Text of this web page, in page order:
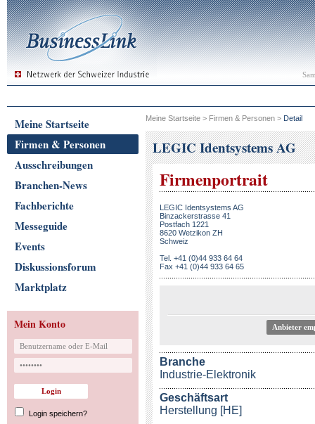
Meine Startseite
Firmen & Personen
Ausschreibungen
Branchen-News
Fachberichte
Messeguide
Events
Diskussionsforum
Marktplatz
Mein Konto
Login speichern?
Meine Startseite > Firmen & Personen > Detail
LEGIC Identsystems AG
Firmenportrait
LEGIC Identsystems AG
Binzackerstrasse 41
Postfach 1221
8620 Wetzikon ZH
Schweiz
Tel. +41 (0)44 933 64 64
Fax +41 (0)44 933 64 65
Anbieter
Branche
Industrie-Elektronik
Geschäftsart
Herstellung [HE]